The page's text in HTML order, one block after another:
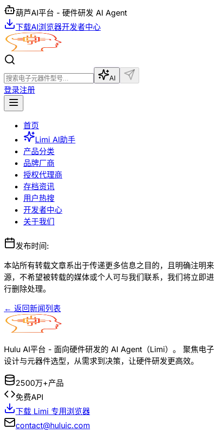
葫芦AI平台 - 硬件研发 AI Agent
下载AI浏览器开发者中心
AI
登录注册
首页
Limi AI助手
产品分类
品牌厂商
授权代理商
存档资讯
用户热搜
开发者中心
关于我们
发布时间:
本站所有转载文章系出于传递更多信息之目的，且明确注明来
源，不希望被转载的媒体或个人可与我们联系，我们将立即进
行删除处理。
← 返回新闻列表
Hulu AI平台 - 面向硬件研发的 AI Agent（Limi）。 聚焦电子
设计与元器件选型，从需求到决策，让硬件研发更高效。
2500万+产品
免费API
下载 Limi 专用浏览器
contact@huluic.com